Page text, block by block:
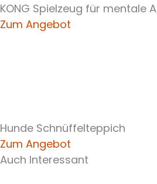
KONG Spielzeug für mentale
Zum Angebot
Hunde Schnüffelteppich
Zum Angebot
Auch Interessant